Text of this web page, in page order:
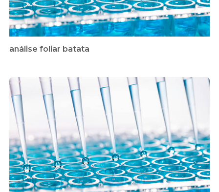
análise foliar batata